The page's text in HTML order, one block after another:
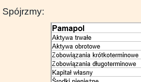
Spójrzmy: